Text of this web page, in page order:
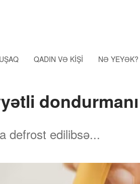
QADIN VƏ KIŞI NƏ YEYƏK?
defrost edilibsə...